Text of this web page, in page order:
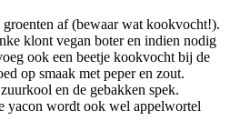
groenten af (bewaar wat kookvocht!).
klont vegan boter en indien nodig
ook een beetje kookvocht bij de
op smaak met peper en zout.
en de gebakken spek.
yacon wordt ook wel appelwortel